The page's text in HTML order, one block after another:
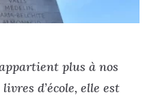
plus à nos
d’école, elle est